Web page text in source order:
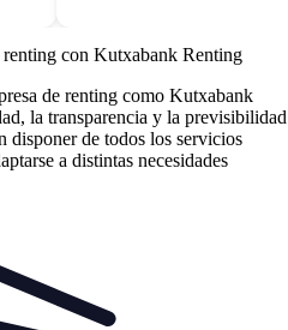
renting con Kutxabank Renting
de renting como Kutxabank
la transparencia y la previsibilidad
disponer de todos los servicios
a distintas necesidades